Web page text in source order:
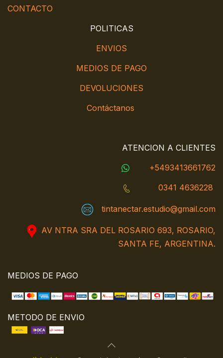
CONTACTO
POLITICAS
ENVIOS
MEDIOS DE PAGO
DEVOLUCIONES
Contáctanos
ATENCION A CLIENTES
+5493413661762
0341 4636228
tintanectar.estudio@gmail.com
AV NTRA SRA DEL ROSARIO 693, ROSARIO,
SANTA FE, ARGENTINA.
MEDIOS DE PAGO
METODO DE ENVIO